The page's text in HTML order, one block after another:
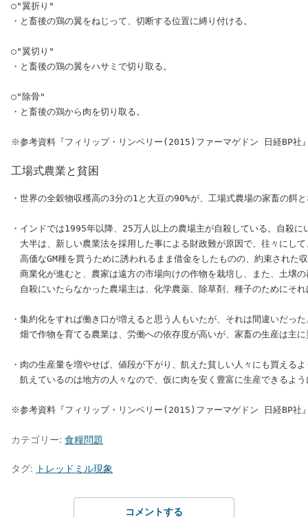
○"翼折り"
・と畜後の鶏の翼をねじって、切断する位置に縛り付ける。
○"翼切り"
・と畜後の鶏の翼をハサミで切り取る。
○"除骨"
・と畜後の鶏から肉を切り取る。
工場式農業と貧困
・世界の全穀物収穫高の3分の1と大豆の90%が、工場式農場の家畜の
・インドでは1995年以降、25万人以上の農場主が自殺している。自殺
大半は、新しい農業法を採用した事による財政難が原因で、往々にし
高価なGM種を買うために誘われるまま借金をしたものの、約束された
商業化が進むと、農家は遠方の市場向けの作物を栽培し、また、土壌
自殺にいたらなかった農場主は、化学農薬、除草剤、種子のためにそ
・集約化をすれば働き口が増えると思う人もいたが、それは間違いだった
畑で作物を育てる農業は、労働への依存度が高いが、家畜の生産は主
・肉の生産量を増やせば、値段が下がり、飢えた貧しい人々にも買える
飢えているのは地方の人々なので、仮に肉を安く豊富に生産できるよ
カテゴリー: 食糧問題
タグ: トレッドミル現象
コメントする